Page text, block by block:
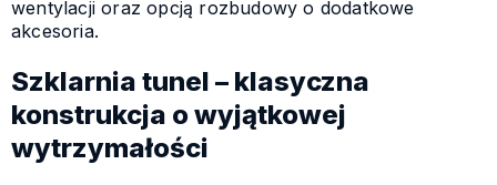
wentylacji oraz opcją rozbudowy o dodatkowe
akcesoria.
Szklarnia tunel – klasyczna
konstrukcja o wyjątkowej
wytrzymałości